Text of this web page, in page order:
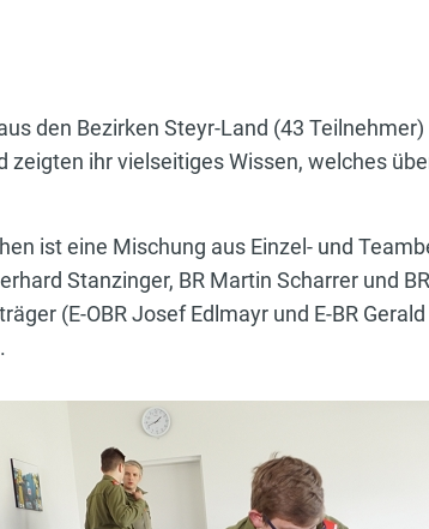
den Bezirken Steyr-Land (43
zeigten ihr vielseitiges Wissen, welches
ist eine Mischung aus Einzel- und
Stanzinger, BR Martin Scharrer und
(E-OBR Josef Edlmayr und E-BR